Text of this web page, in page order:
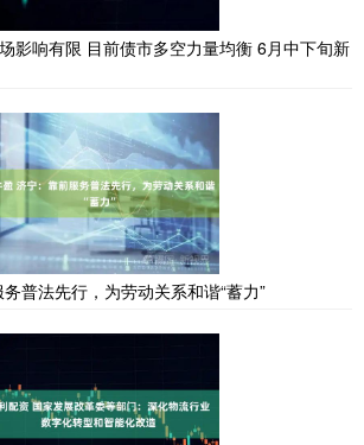
影响有限 目前债市多空力量均衡 6月中下旬新
普法先行，为劳动关系和谐“蓄力”